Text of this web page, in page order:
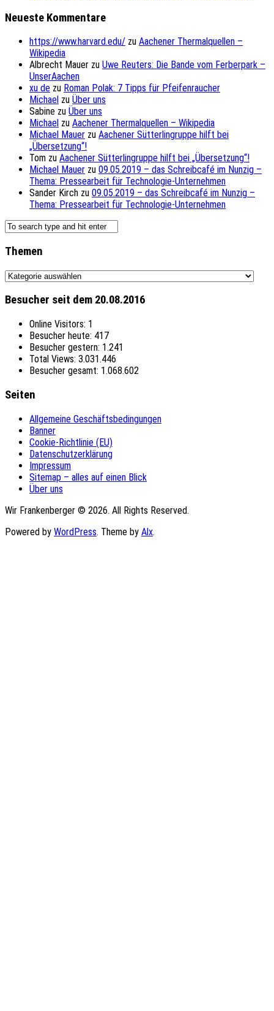
Neueste Kommentare
https://www.harvard.edu/ zu Aachener Thermalquellen –
Wikipedia
Albrecht Mauer zu Uwe Reuters: Die Bande vom Ferberpark –
UnserAachen
xu de zu Roman Polak: 7 Tipps für Pfeifenraucher
Michael zu Über uns
Sabine zu Über uns
Michael zu Aachener Thermalquellen – Wikipedia
Michael Mauer zu Aachener Sütterlingruppe hilft bei
„Übersetzung“!
Tom zu Aachener Sütterlingruppe hilft bei „Übersetzung“!
Michael Mauer zu 09.05.2019 – das Schreibcafé im Nunzig –
Thema: Pressearbeit für Technologie-Unternehmen
Sander Kirch zu 09.05.2019 – das Schreibcafé im Nunzig –
Thema: Pressearbeit für Technologie-Unternehmen
Themen
Themen
Besucher seit dem 20.08.2016
Online Visitors: 1
Besucher heute: 417
Besucher gestern: 1.241
Total Views: 3.031.446
Besucher gesamt: 1.068.602
Seiten
Allgemeine Geschäftsbedingungen
Banner
Cookie-Richtlinie (EU)
Datenschutzerklärung
Impressum
Sitemap – alles auf einen Blick
Über uns
Wir Frankenberger © 2026. All Rights Reserved.
Powered by WordPress. Theme by Alx.